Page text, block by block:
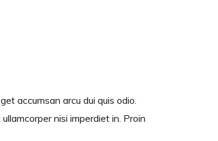
accumsan arcu dui quis odio.
nisi imperdiet in. Proin